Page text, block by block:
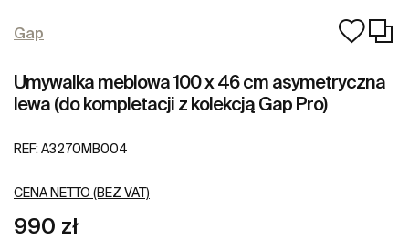
Gap
Umywalka meblowa 100 x 46 cm asymetryczna
lewa (do kompletacji z kolekcją Gap Pro)
REF: A3270MB004
CENA NETTO (BEZ VAT)
990 zł